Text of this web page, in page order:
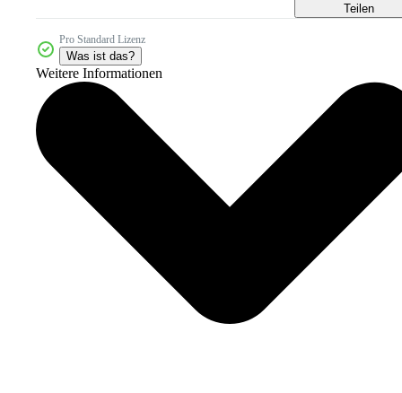
Teilen
Pro Standard Lizenz
Was ist das?
Weitere Informationen